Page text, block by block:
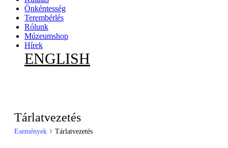
Önkéntesség
Terembérlés
Rólunk
Múzeumshop
Hírek
ENGLISH
Tárlatvezetés
Események Tárlatvezetés